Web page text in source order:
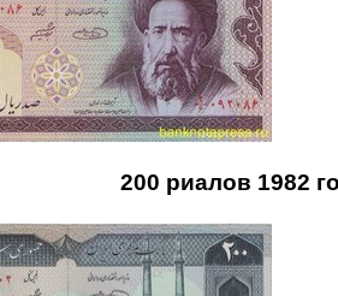
200 риалов 1982